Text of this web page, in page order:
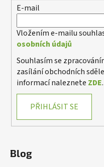
E-mail
Vložením e-mailu
osobních údajů
Souhlasím se
zasílání obchodních
informací naleznete ZDE.
PŘIHLÁSIT SE
Blog